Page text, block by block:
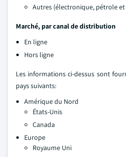
Autres (électronique, pétrole et
Marché, par canal de distribution
En ligne
Hors ligne
Les informations ci-dessus sont
pays suivants:
Amérique du Nord
États-Unis
Canada
Europe
Royaume Uni